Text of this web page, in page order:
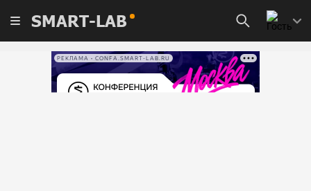
SMART-LAB
РЕКЛАМА • CONFA.SMART-LAB.RU